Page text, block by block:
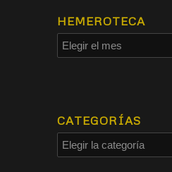
HEMEROTECA
CATEGORÍAS